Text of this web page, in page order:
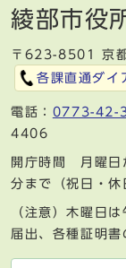
綾部市役
〒623-8501 京都
各課直通ダイ
電話： 0773-42-
4406
開庁時間 月曜日
分まで（祝日・
（注意）木曜日
届出、各種証明書